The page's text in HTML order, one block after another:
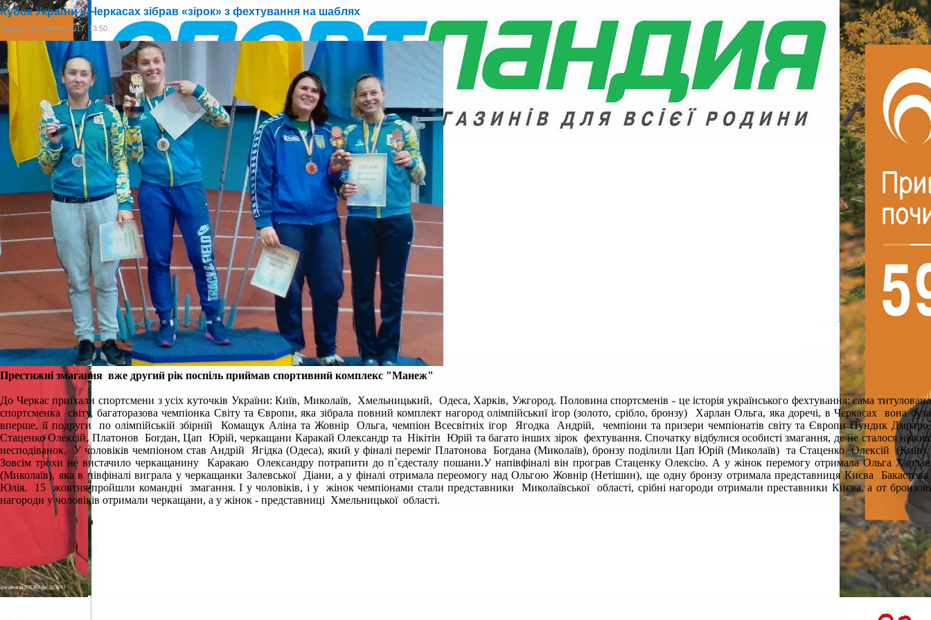
Кубок України у Черкасах зібрав «зірок» з фехтування на шаблях
Середа, 18 жовтня 2017, 13:50
Престижні змагання вже другий рік поспіль приймав спортивний комплекс "Манеж"
До Черкас приїхали спортсмени з усіх куточків України: Київ, Миколаїв, Хмельницький, Одеса, Харків, Ужгород. Половина спортсменів - це історія українського фехтування: сама титулована
спортсменка світу, багаторазова чемпіонка Світу та Європи, яка зібрала повний комплект нагород олімпійськиї ігор (золото, срібло, бронзу) Харлан Ольга, яка доречі, в Черкасах вона була
вперше, її подруги по олімпійській збірній Комащук Аліна та Жовнір Ольга, чемпіон Всесвітніх ігор Ягодка Андрій, чемпіони та призери чемпіонатів світу таЄвропи Пундик Дмитро,
Стаценко Олексій, Платонов Богдан, Цап Юрій, черкащани Каракай Олександр та Нікітін Юрій та багато інших зірок фехтування. Спочатку відбулися особисті змагання, де не сталося ніяких
несподіванок. У чоловіків чемпіоном став Андрій Ягідка (Одеса), який у фіналі переміг Платонова Богдана (Миколаїв), бронзу поділили Цап Юрій (Миколаїв) та Стаценко Олексій (Київ).
Зовсім трохи не вистачило черкащанину Каракаю Олександру потрапити до п`єдесталу пошани.У напівфіналі він програв Стаценку Олексію. А у жінок перемогу отримала Ольга Харлан
(Миколаїв), яка в півфіналі виграла у черкащанки Залевської Діани, а у фіналі отримала переомогу над Ольгою Жовнір (Нетішин), ще одну бронзу отримала представниця Києва Бакастова
Юлія.
15 жовтня пройшли командні змагання. І у чоловіків, і у жінок чемпіонами стали представники Миколаївської області, срібні нагороди отримали преставники Києва, а от бронзові
нагороди у чоловіків отримали черкащани, а у жінок - представниці Хмельницької області.